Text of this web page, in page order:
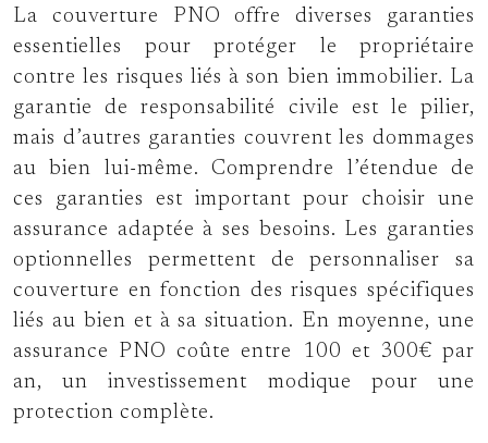
La couverture PNO offre diverses garanties
essentielles pour protéger le propriétaire
contre les risques liés à son bien immobilier. La
garantie de responsabilité civile est le pilier,
mais d’autres garanties couvrent les dommages
au bien lui-même. Comprendre l’étendue de
ces garanties est important pour choisir une
assurance adaptée à ses besoins. Les garanties
optionnelles permettent de personnaliser sa
couverture en fonction des risques spécifiques
liés au bien et à sa situation. En moyenne, une
assurance PNO coûte entre 100 et 300€ par
an, un investissement modique pour une
protection complète.